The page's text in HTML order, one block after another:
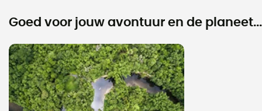
Goed voor jouw avontuur en de planeet...